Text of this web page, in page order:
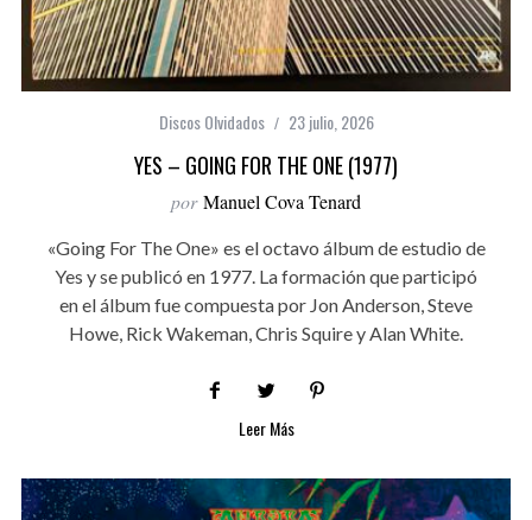
Discos Olvidados 23 julio, 2026
YES – GOING FOR THE ONE (1977)
por Manuel Cova Tenard
«Going For The One» es el octavo álbum de estudio de
Yes y se publicó en 1977. La formación que participó
en el álbum fue compuesta por Jon Anderson, Steve
Howe, Rick Wakeman, Chris Squire y Alan White.
Leer Más